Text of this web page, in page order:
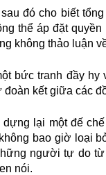
đó cho biết
thể áp đặt
không thảo luận
bức tranh đầy
đoàn kết giữa các
dựng lại một đế
bao giờ loại
người tự do
nói.